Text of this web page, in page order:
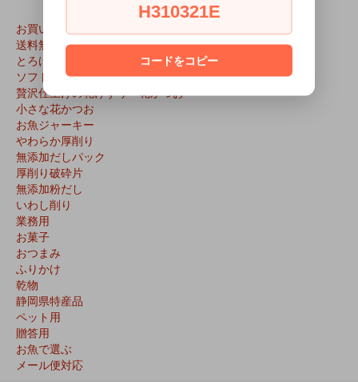
お買い得品
送料無料
とろける花かつお（超極薄削り）
ソフト削り
贅沢仕上げの花けずり・花かつお
小さな花かつお
お魚ジャーキー
やわらか厚削り
無添加だしパック
厚削り破砕片
無添加粉だし
いわし削り
業務用
お菓子
おつまみ
ふりかけ
乾物
静岡県特産品
ペット用
贈答用
お魚で選ぶ
メール便対応
H310321E
コードをコピー